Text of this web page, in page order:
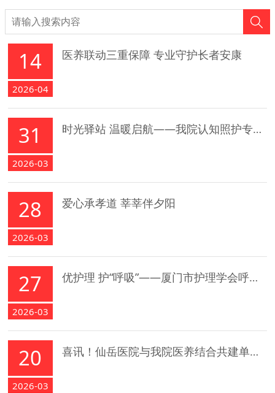
14
2026-04
医养联动三重保障 专业守护长者安康
31
2026-03
时光驿站 温暖启航——我院认知照护专区正式开科
28
2026-03
爱心承孝道 莘莘伴夕阳
27
2026-03
优护理 护“呼吸”——厦门市护理学会呼吸护理专业委员会专家来我院查房
20
2026-03
喜讯！仙岳医院与我院医养结合共建单位正式签约